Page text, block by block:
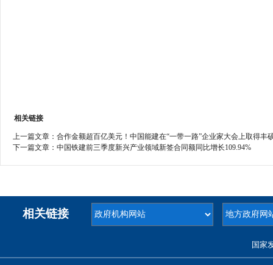
相关链接
上一篇文章： 合作金额超百亿美元！中国能建在“一带一路”企业家大会上取得丰
下一篇文章： 中国铁建前三季度新兴产业领域新签合同额同比增长109.94%
相关链接
国家